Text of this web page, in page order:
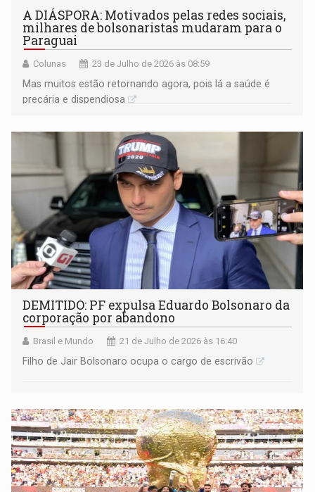
A DIÁSPORA: Motivados pelas redes sociais,
milhares de bolsonaristas mudaram para o
Paraguai
Colunas 23 de Julho de 2026 às 08:59
Mas muitos estão retornando agora, pois lá a saúde é
precária e dispendiosa
DEMITIDO: PF expulsa Eduardo Bolsonaro da
corporação por abandono
Brasil e Mundo 21 de Julho de 2026 às 16:40
Filho de Jair Bolsonaro ocupa o cargo de escrivão